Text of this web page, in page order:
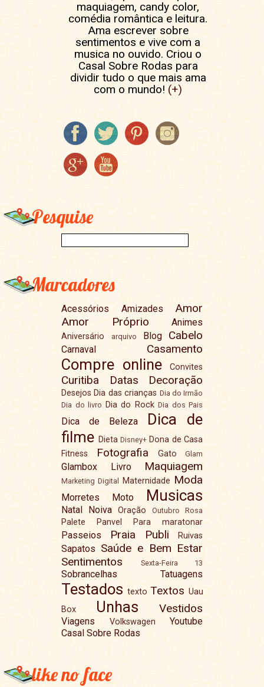
maquiagem, candy color,
comédia romântica e leitura.
Ama escrever sobre
sentimentos e vive com a
musica no ouvido. Criou o
Casal Sobre Rodas para
dividir tudo o que mais ama
com o mundo! (+)
Pesquise
Marcadores
Acessórios Amizades
Amor
Amor Próprio
Animes
Aniversário arquivo Blog Cabelo
Carnaval Casamento
Compre online Convites
Curitiba Datas Decoração
Desejos Dia das crianças Dia do Irmão
Dia do livro Dia do Rock Dia dos Pais
Dica de Beleza
Dica de
filme Dieta Disney+ Dona de Casa
Fitness
Fotografia Gato Glam
Glambox Livro Maquiagem
Marketing Digital Maternidade Moda
Morretes Moto Musicas
Natal Noiva Oração Outubro Rosa
Palete Panvel Para maratonar
Passeios Praia Publi Ruivas
Sapatos Saúde e Bem Estar
Sentimentos
Sexta-Feira 13
Sobrancelhas Tatuagens
Testados texto Textos Uau
Box
Unhas Vestidos
Viagens Volkswagen
Youtube
Casal Sobre Rodas
like no face